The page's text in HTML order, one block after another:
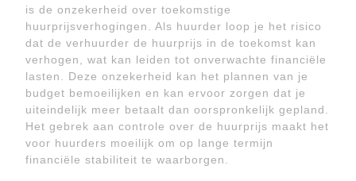
is de onzekerheid over toekomstige
huurprijsverhogingen. Als huurder loop je het risico
dat de verhuurder de huurprijs in de toekomst kan
verhogen, wat kan leiden tot onverwachte financiële
lasten. Deze onzekerheid kan het plannen van je
budget bemoeilijken en kan ervoor zorgen dat je
uiteindelijk meer betaalt dan oorspronkelijk gepland.
Het gebrek aan controle over de huurprijs maakt het
voor huurders moeilijk om op lange termijn
financiële stabiliteit te waarborgen.